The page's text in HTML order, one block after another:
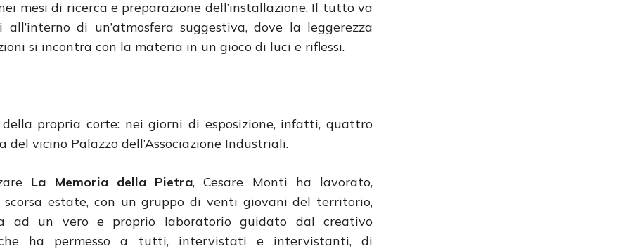
mesi di ricerca e preparazione dell’installazione. Il tutto va
all’interno di un’atmosfera suggestiva, dove la leggerezza
si incontra con la materia in un gioco di luci e riflessi.
propria corte: nei giorni di esposizione, infatti, quattro
vicino Palazzo dell’Associazione Industriali.
La Memoria della Pietra, Cesare Monti ha lavorato,
estate, con un gruppo di venti giovani del territorio,
ad un vero e proprio laboratorio guidato dal creativo
ha permesso a tutti, intervistati e intervistanti, di